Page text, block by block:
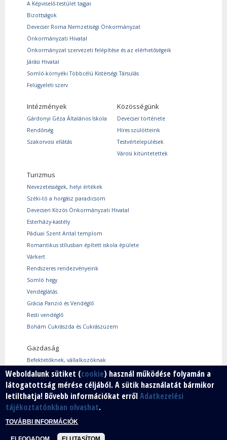
A Képviselő-testület tagjai
Bizottságok
Devecser Roma Nemzetiségi Önkormányzat
Önkormányzati Hivatal
Önkormányzat szervezeti felépítése és az elérhetőségeik
Járási Hivatal
Somló-környéki Többcélú Kistérségi Társulás
Felügyeleti szerv
Intézmények
Gárdonyi Géza Általános Iskola
Rendőrség
Szakorvosi ellátás
Közösségünk
Devecser története
Híres szülötteink
Testvértelepülések
Városi kitüntetettek
Turizmus
Nevezetességek, helyi értékek
Széki-tó a horgász paradicsom
Devecseri Közös Önkormányzati Hivatal
Esterházy-kastély
Páduai Szent Antal templom
Romantikus stílusban épített iskola épülete
Várkert
Rendszeres rendezvényeink
Somló hegy
Vendéglátás
Grácia Panzió és Vendéglő
Resti vendéglő
Bohám Cukrászda és Cukrászüzem
Gazdaság
Befektetőknek, vállalkozóknak
Használtcikk piac
Márkáink
Szabad vállalkozói zóna
Vállalkozók
Weboldalunk sütiket (cookie) használ működése folyamán a
látogatottság mérése céljából. A sütik használatát bármikor
letilthatja! Bővebb információkat errőlAdatkezelési
tájékoztatónkban olvashat.
TOVÁBBI INFORMÁCIÓK